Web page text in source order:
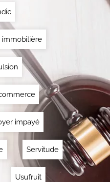
immobilière
impayé
Servitude
Usufruit